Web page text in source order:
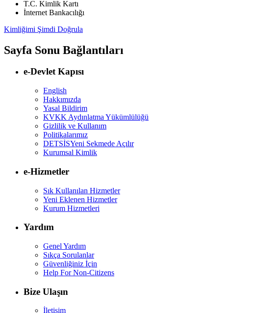
T.C. Kimlik Kartı
İnternet Bankacılığı
Kimliğimi Şimdi Doğrula
Sayfa Sonu Bağlantıları
e-Devlet Kapısı
English
Hakkımızda
Yasal Bildirim
KVKK Aydınlatma Yükümlülüğü
Gizlilik ve Kullanım
Politikalarımız
DETSİSYeni Sekmede Açılır
Kurumsal Kimlik
e-Hizmetler
Sık Kullanılan Hizmetler
Yeni Eklenen Hizmetler
Kurum Hizmetleri
Yardım
Genel Yardım
Sıkça Sorulanlar
Güvenliğiniz İçin
Help For Non-Citizens
Bize Ulaşın
İletişim